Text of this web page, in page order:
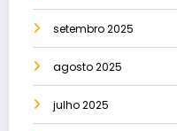
setembro 2025
agosto 2025
julho 2025